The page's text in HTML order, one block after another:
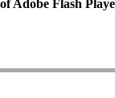
Adobe Flash